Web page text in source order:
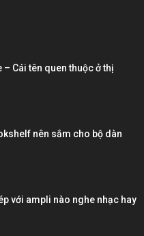
Cái tên quen thuộc ở thị
nên sắm cho bộ dàn
với ampli nào nghe nhạc hay